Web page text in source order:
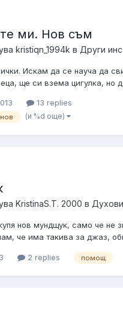
ми. Нов съм
kristiqn_1994k в Други
Искам да се науча да
ще си взема цигулка, но
са просто чертички. Моля
кника или да ми дадете
13 replies
нов (и %d още)
KristinaS.T. 2000 в
нов мундщук, само че не
че има такива за джаз,
на мундщуците, а иначе съм
2 replies помощ